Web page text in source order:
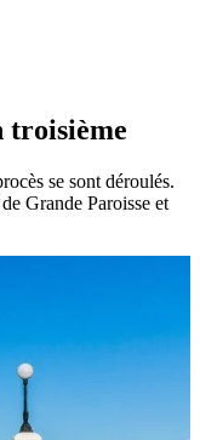
troisième
se sont déroulés.
Grande Paroisse et